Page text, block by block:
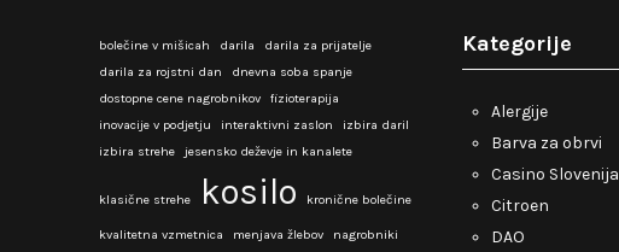
bolečine v mišicah darila
darila za prijatelje
darila za rojstni dan
dnevna soba spanje
dostopne cene nagrobnikov
fizioterapija
inovacije v podjetju
interaktivni zaslon
izbira daril
izbira strehe
jesensko deževje in kanalete
klasične strehe kosilo kronične bolečine
kvalitetna vzmetnica menjava žlebov nagrobniki
Kategorije
Alergije
Barva za obrvi
Casino Slovenija
Citroen
DAO